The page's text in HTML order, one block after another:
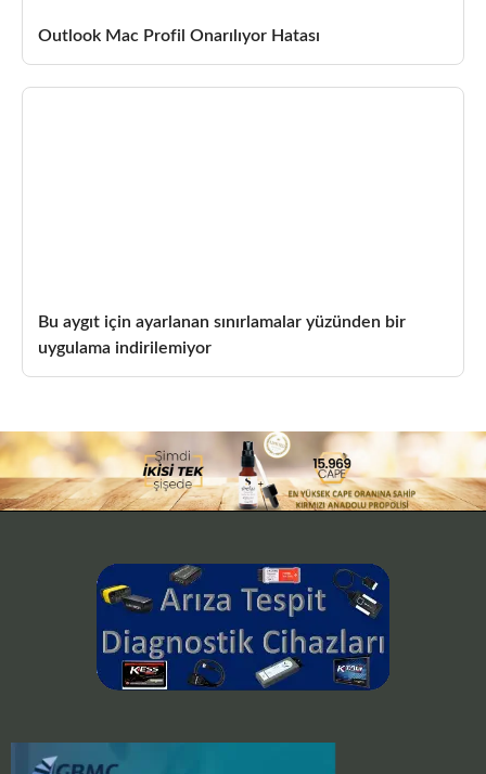
Outlook Mac Profil Onarılıyor Hatası
Bu aygıt için ayarlanan sınırlamalar yüzünden bir
uygulama indirilemiyor